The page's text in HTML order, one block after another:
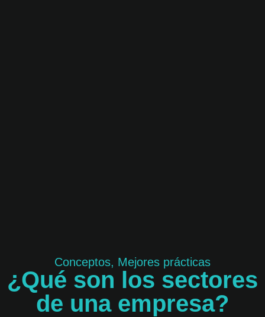
Conceptos, Mejores prácticas
¿Qué son los sectores
de una empresa?